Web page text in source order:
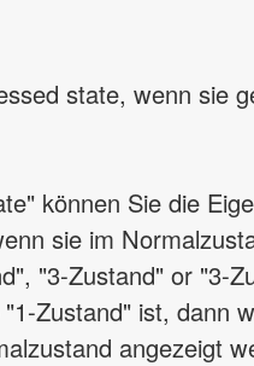
state, wenn sie
können Sie die
sie im
"3-Zustand" or "3-
Zustand" ist, dann
angezeigt